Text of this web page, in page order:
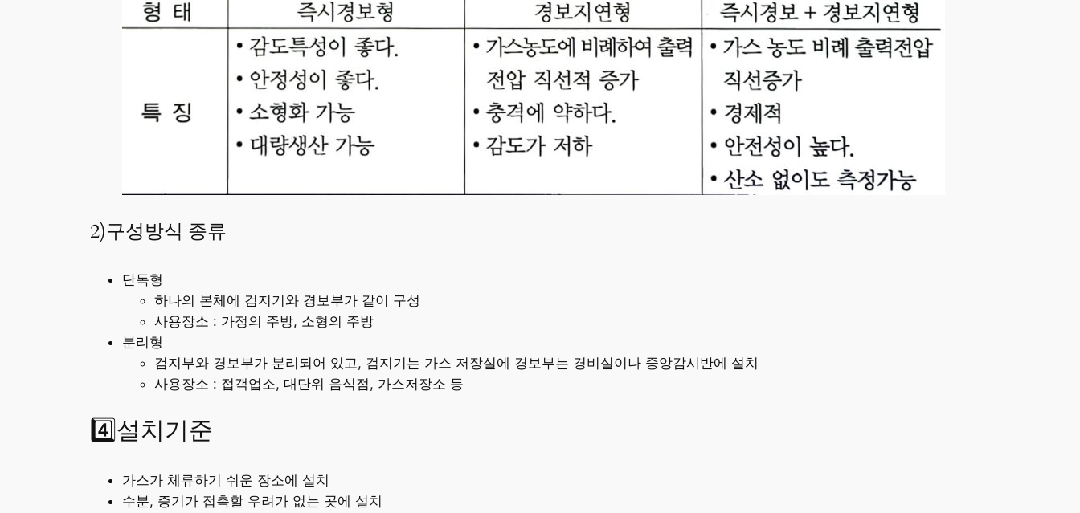
2)구성방식 종류
단독형
하나의 본체에 검지기와 경보부가 같이 구성
사용장소 : 가정의 주방, 소형의 주방
분리형
검지부와 경보부가 분리되어 있고, 검지기는 가스 저장실에 경보부는 경비실이나 중앙감시반에 설치
사용장소 : 접객업소, 대단위 음식점, 가스저장소 등
4️⃣설치기준
가스가 체류하기 쉬운 장소에 설치
수분, 증기가 접촉할 우려가 없는 곳에 설치